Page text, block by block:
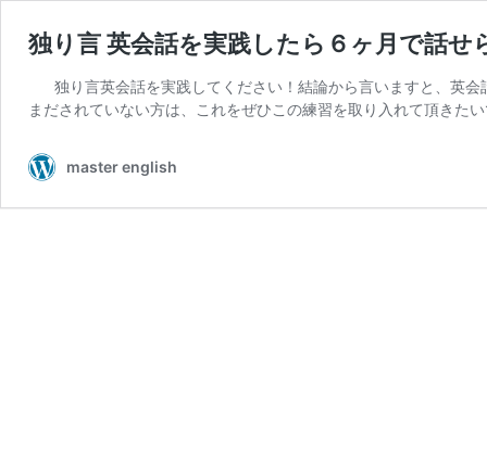
独り言 英会話を実践したら６ヶ月で話
独り言英会話を実践してください！結論から言いますと、英
まだされていない方は、これをぜひこの練習を取り入れて頂きた
master english